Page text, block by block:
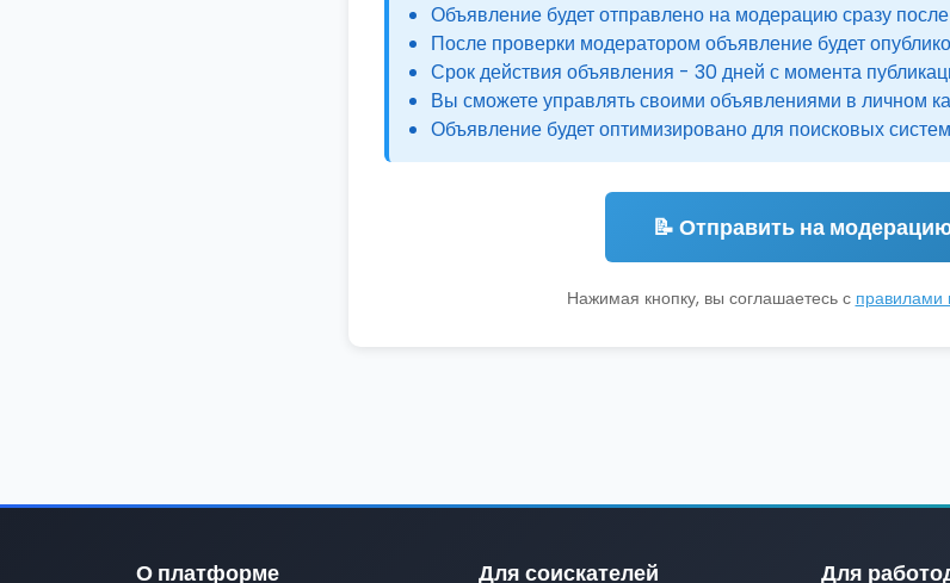
Объявление будет отправлено на модерацию сразу
После проверки модератором объявление будет
Срок действия объявления - 30 дней с момента
Вы сможете управлять своими объявлениями в личном
Объявление будет оптимизировано для поисковых систем
📝 Отправить на
Нажимая кнопку, вы соглашаетесь с правилами
О платформе Для соискателей Для